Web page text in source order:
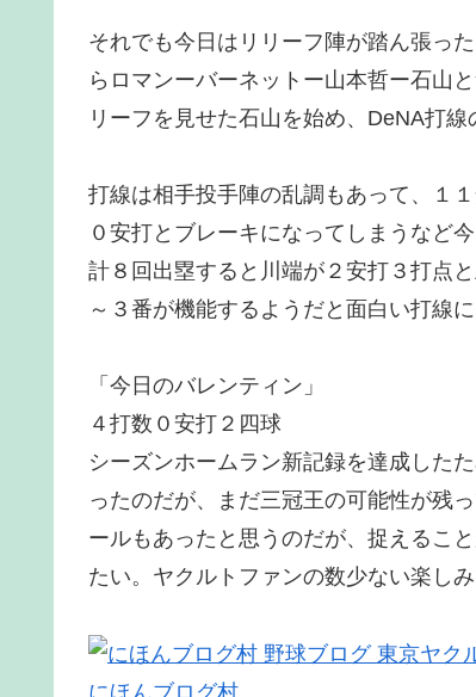
それでも今日はリリーフ陣が踏ん張っ
らロマンーバーネットー山本哲ー石山
リーフを見せた石山を始め、DeNA打
打線は相手投手陣の乱調もあって、１
０安打とブレーキになってしまうなど
計８回出塁すると川端が２安打３打点
～３番が機能するようだと面白い打線
「今日のバレンティン」
４打数０安打２四球
シーズンホームラン新記録を達成した
ったのだが、まだ三冠王の可能性が残
ールもあったと思うのだが、捉えるこ
たい。ヤクルトファンの数少ない楽しみ